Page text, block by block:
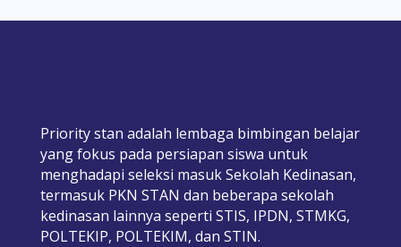
Priority stan adalah lembaga bimbingan belajar
yang fokus pada persiapan siswa untuk
menghadapi seleksi masuk Sekolah Kedinasan,
termasuk PKN STAN dan beberapa sekolah
kedinasan lainnya seperti STIS, IPDN, STMKG,
POLTEKIP, POLTEKIM, dan STIN.